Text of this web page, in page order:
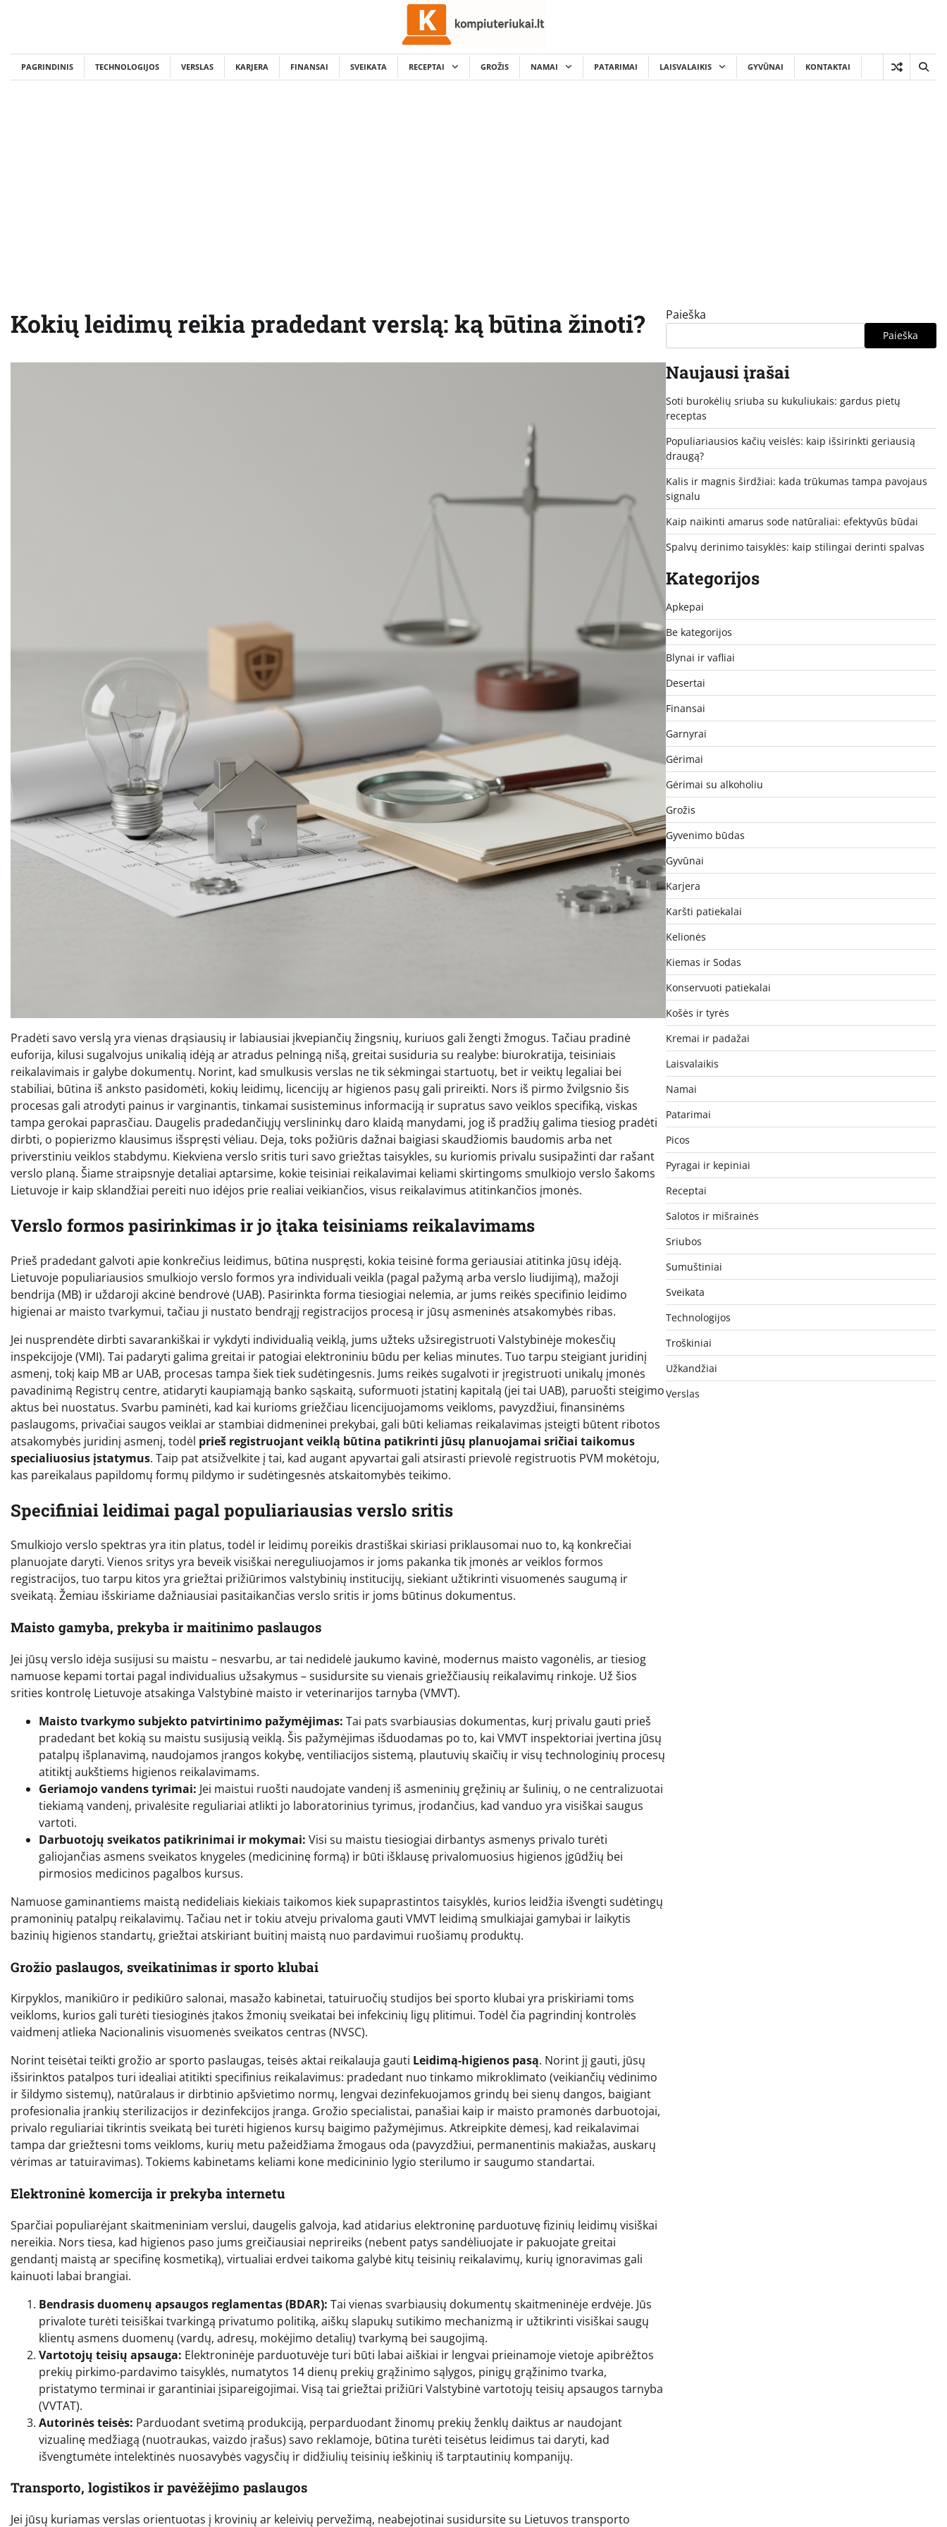
PAGRINDINIS TECHNOLOGIJOS VERSLAS KARJERA FINANSAI SVEIKATA RECEPTAI GROŽIS NAMAI PATARIMAI LAISVALAIKIS GYVŪNAI KONTAKTAI
Kokių leidimų reikia pradedant verslą: ką būtina žinoti?
Pradėti savo verslą yra vienas drąsiausių ir labiausiai įkvepiančių žingsnių, kuriuos gali žengti žmogus. Tačiau pradinė
euforija, kilusi sugalvojus unikalią idėją ar atradus pelningą nišą, greitai susiduria su realybe: biurokratija, teisiniais
reikalavimais ir galybe dokumentų. Norint, kad smulkusis verslas ne tik sėkmingai startuotų, bet ir veiktų legaliai bei
stabiliai, būtina iš anksto pasidomėti, kokių leidimų, licencijų ar higienos pasų gali prireikti. Nors iš pirmo žvilgsnio šis
procesas gali atrodyti painus ir varginantis, tinkamai susisteminus informaciją ir supratus savo veiklos specifiką, viskas
tampa gerokai paprasčiau. Daugelis pradedančiųjų verslininkų daro klaidą manydami, jog iš pradžių galima tiesiog pradėti
dirbti, o popierizmo klausimus išspręsti vėliau. Deja, toks požiūris dažnai baigiasi skaudžiomis baudomis arba net
priverstiniu veiklos stabdymu. Kiekviena verslo sritis turi savo griežtas taisykles, su kuriomis privalu susipažinti dar rašant
verslo planą. Šiame straipsnyje detaliai aptarsime, kokie teisiniai reikalavimai keliami skirtingoms smulkiojo verslo šakoms
Lietuvoje ir kaip sklandžiai pereiti nuo idėjos prie realiai veikiančios, visus reikalavimus atitinkančios įmonės.
Verslo formos pasirinkimas ir jo įtaka teisiniams reikalavimams
Prieš pradedant galvoti apie konkrečius leidimus, būtina nuspręsti, kokia teisinė forma geriausiai atitinka jūsų idėją.
Lietuvoje populiariausios smulkiojo verslo formos yra individuali veikla (pagal pažymą arba verslo liudijimą), mažoji
bendrija (MB) ir uždaroji akcinė bendrovė (UAB). Pasirinkta forma tiesiogiai nelemia, ar jums reikės specifinio leidimo
higienai ar maisto tvarkymui, tačiau ji nustato bendrąjį registracijos procesą ir jūsų asmeninės atsakomybės ribas.
Jei nusprendėte dirbti savarankiškai ir vykdyti individualią veiklą, jums užteks užsiregistruoti Valstybinėje mokesčių
inspekcijoje (VMI). Tai padaryti galima greitai ir patogiai elektroniniu būdu per kelias minutes. Tuo tarpu steigiant juridinį
asmenį, tokį kaip MB ar UAB, procesas tampa šiek tiek sudėtingesnis. Jums reikės sugalvoti ir įregistruoti unikalų įmonės
pavadinimą Registrų centre, atidaryti kaupiamąją banko sąskaitą, suformuoti įstatinį kapitalą (jei tai UAB), paruošti steigimo
aktus bei nuostatus. Svarbu paminėti, kad kai kurioms griežčiau licencijuojamoms veikloms, pavyzdžiui, finansinėms
paslaugoms, privačiai saugos veiklai ar stambiai didmeninei prekybai, gali būti keliamas reikalavimas įsteigti būtent ribotos
atsakomybės juridinį asmenį, todėl prieš registruojant veiklą būtina patikrinti jūsų planuojamai sričiai taikomus
specialiuosius įstatymus. Taip pat atsižvelkite į tai, kad augant apyvartai gali atsirasti prievolė registruotis PVM mokėtoju,
kas pareikalaus papildomų formų pildymo ir sudėtingesnės atskaitomybės teikimo.
Specifiniai leidimai pagal populiariausias verslo sritis
Smulkiojo verslo spektras yra itin platus, todėl ir leidimų poreikis drastiškai skiriasi priklausomai nuo to, ką konkrečiai
planuojate daryti. Vienos sritys yra beveik visiškai nereguliuojamos ir joms pakanka tik įmonės ar veiklos formos
registracijos, tuo tarpu kitos yra griežtai prižiūrimos valstybinių institucijų, siekiant užtikrinti visuomenės saugumą ir
sveikatą. Žemiau išskiriame dažniausiai pasitaikančias verslo sritis ir joms būtinus dokumentus.
Maisto gamyba, prekyba ir maitinimo paslaugos
Jei jūsų verslo idėja susijusi su maistu – nesvarbu, ar tai nedidelė jaukumo kavinė, modernus maisto vagonėlis, ar tiesiog
namuose kepami tortai pagal individualius užsakymus – susidursite su vienais griežčiausių reikalavimų rinkoje. Už šios
srities kontrolę Lietuvoje atsakinga Valstybinė maisto ir veterinarijos tarnyba (VMVT).
Maisto tvarkymo subjekto patvirtinimo pažymėjimas: Tai pats svarbiausias dokumentas, kurį privalu gauti prieš
pradedant bet kokią su maistu susijusią veiklą. Šis pažymėjimas išduodamas po to, kai VMVT inspektoriai įvertina jūsų
patalpų išplanavimą, naudojamos įrangos kokybę, ventiliacijos sistemą, plautuvių skaičių ir visų technologinių procesų
atitiktį aukštiems higienos reikalavimams.
Geriamojo vandens tyrimai: Jei maistui ruošti naudojate vandenį iš asmeninių gręžinių ar šulinių, o ne centralizuotai
tiekiamą vandenį, privalėsite reguliariai atlikti jo laboratorinius tyrimus, įrodančius, kad vanduo yra visiškai saugus
vartoti.
Darbuotojų sveikatos patikrinimai ir mokymai: Visi su maistu tiesiogiai dirbantys asmenys privalo turėti
galiojančias asmens sveikatos knygeles (medicininę formą) ir būti išklausę privalomuosius higienos įgūdžių bei
pirmosios medicinos pagalbos kursus.
Namuose gaminantiems maistą nedideliais kiekiais taikomos kiek supaprastintos taisyklės, kurios leidžia išvengti sudėtingų
pramoninių patalpų reikalavimų. Tačiau net ir tokiu atveju privaloma gauti VMVT leidimą smulkiajai gamybai ir laikytis
bazinių higienos standartų, griežtai atskiriant buitinį maistą nuo pardavimui ruošiamų produktų.
Grožio paslaugos, sveikatinimas ir sporto klubai
Kirpyklos, manikiūro ir pedikiūro salonai, masažo kabinetai, tatuiruočių studijos bei sporto klubai yra priskiriami toms
veikloms, kurios gali turėti tiesioginės įtakos žmonių sveikatai bei infekcinių ligų plitimui. Todėl čia pagrindinį kontrolės
vaidmenį atlieka Nacionalinis visuomenės sveikatos centras (NVSC).
Norint teisėtai teikti grožio ar sporto paslaugas, teisės aktai reikalauja gauti Leidimą-higienos pasą. Norint jį gauti, jūsų
išsirinktos patalpos turi idealiai atitikti specifinius reikalavimus: pradedant nuo tinkamo mikroklimato (veikiančių vėdinimo
ir šildymo sistemų), natūralaus ir dirbtinio apšvietimo normų, lengvai dezinfekuojamos grindų bei sienų dangos, baigiant
profesionalia įrankių sterilizacijos ir dezinfekcijos įranga. Grožio specialistai, panašiai kaip ir maisto pramonės darbuotojai,
privalo reguliariai tikrintis sveikatą bei turėti higienos kursų baigimo pažymėjimus. Atkreipkite dėmesį, kad reikalavimai
tampa dar griežtesni toms veikloms, kurių metu pažeidžiama žmogaus oda (pavyzdžiui, permanentinis makiažas, auskarų
vėrimas ar tatuiravimas). Tokiems kabinetams keliami kone medicininio lygio sterilumo ir saugumo standartai.
Elektroninė komercija ir prekyba internetu
Sparčiai populiarėjant skaitmeniniam verslui, daugelis galvoja, kad atidarius elektroninę parduotuvę fizinių leidimų visiškai
nereikia. Nors tiesa, kad higienos paso jums greičiausiai neprireiks (nebent patys sandėliuojate ir pakuojate greitai
gendantį maistą ar specifinę kosmetiką), virtualiai erdvei taikoma galybė kitų teisinių reikalavimų, kurių ignoravimas gali
kainuoti labai brangiai.
Bendrasis duomenų apsaugos reglamentas (BDAR): Tai vienas svarbiausių dokumentų skaitmeninėje erdvėje. Jūs
privalote turėti teisiškai tvarkingą privatumo politiką, aiškų slapukų sutikimo mechanizmą ir užtikrinti visiškai saugų
klientų asmens duomenų (vardų, adresų, mokėjimo detalių) tvarkymą bei saugojimą.
Vartotojų teisių apsauga: Elektroninėje parduotuvėje turi būti labai aiškiai ir lengvai prieinamoje vietoje apibrėžtos
prekių pirkimo-pardavimo taisyklės, numatytos 14 dienų prekių grąžinimo sąlygos, pinigų grąžinimo tvarka,
pristatymo terminai ir garantiniai įsipareigojimai. Visą tai griežtai prižiūri Valstybinė vartotojų teisių apsaugos tarnyba
(VVTAT).
Autorinės teisės: Parduodant svetimą produkciją, perparduodant žinomų prekių ženklų daiktus ar naudojant
vizualinę medžiagą (nuotraukas, vaizdo įrašus) savo reklamoje, būtina turėti teisėtus leidimus tai daryti, kad
išvengtumėte intelektinės nuosavybės vagysčių ir didžiulių teisinių ieškinių iš tarptautinių kompanijų.
Transporto, logistikos ir pavėžėjimo paslaugos
Jei jūsų kuriamas verslas orientuotas į krovinių ar keleivių pervežimą, neabejotinai susidursite su Lietuvos transporto
Paieška
Paieška
Naujausi įrašai
Soti burokėlių sriuba su kukuliukais: gardus pietų
receptas
Populiariausios kačių veislės: kaip išsirinkti geriausią
draugą?
Kalis ir magnis širdžiai: kada trūkumas tampa pavojaus
signalu
Kaip naikinti amarus sode natūraliai: efektyvūs būdai
Spalvų derinimo taisyklės: kaip stilingai derinti spalvas
Kategorijos
Apkepai
Be kategorijos
Blynai ir vafliai
Desertai
Finansai
Garnyrai
Gėrimai
Gėrimai su alkoholiu
Grožis
Gyvenimo būdas
Gyvūnai
Karjera
Karšti patiekalai
Kelionės
Kiemas ir Sodas
Konservuoti patiekalai
Košės ir tyrės
Kremai ir padažai
Laisvalaikis
Namai
Patarimai
Picos
Pyragai ir kepiniai
Receptai
Salotos ir mišrainės
Sriubos
Sumuštiniai
Sveikata
Technologijos
Troškiniai
Užkandžiai
Verslas